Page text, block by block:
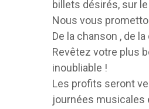
billets désirés, sur
Nous vous
De la chanson , de
Revêtez votre plus
inoubliable !
Les profits seront
journées musicales